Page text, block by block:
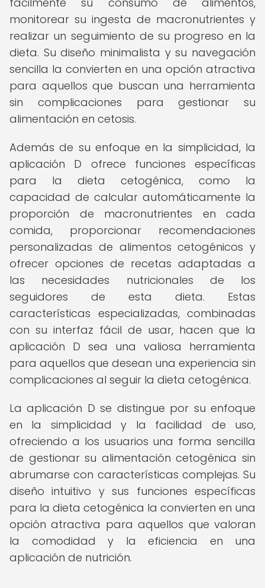
monitorear su ingesta de macronutrientes y
realizar un seguimiento de su progreso en la
dieta. Su diseño minimalista y su navegación
sencilla la convierten en una opción atractiva
para aquellos que buscan una herramienta
sin complicaciones para gestionar su
alimentación en cetosis.
Además de su enfoque en la simplicidad, la
aplicación D ofrece funciones específicas
para la dieta cetogénica, como la
capacidad de calcular automáticamente la
proporción de macronutrientes en cada
comida, proporcionar recomendaciones
personalizadas de alimentos cetogénicos y
ofrecer opciones de recetas adaptadas a
las necesidades nutricionales de los
seguidores de esta dieta. Estas
características especializadas, combinadas
con su interfaz fácil de usar, hacen que la
aplicación D sea una valiosa herramienta
para aquellos que desean una experiencia sin
complicaciones al seguir la dieta cetogénica.
La aplicación D se distingue por su enfoque
en la simplicidad y la facilidad de uso,
ofreciendo a los usuarios una forma sencilla
de gestionar su alimentación cetogénica sin
abrumarse con características complejas. Su
diseño intuitivo y sus funciones específicas
para la dieta cetogénica la convierten en una
opción atractiva para aquellos que valoran
la comodidad y la eficiencia en una
aplicación de nutrición.